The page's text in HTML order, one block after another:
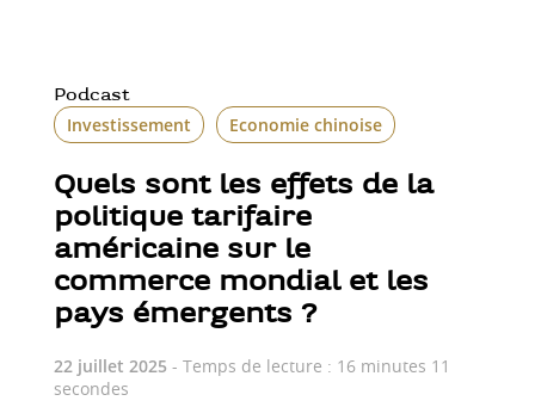
Podcast
Investissement Economie chinoise
Quels sont les effets de la
politique tarifaire
américaine sur le
commerce mondial et les
pays émergents ?
22 juillet 2025 - Temps de lecture : 16 minutes 11
secondes